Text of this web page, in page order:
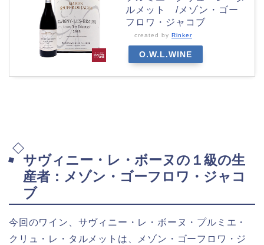
ルメット /メゾン・ゴー
フロワ・ジャコブ
created by Rinker
O.W.L.WINE
サヴィニー・レ・ボーヌの１級の生
産者：メゾン・ゴーフロワ・ジャコ
ブ
今回のワイン、サヴィニー・レ・ボーヌ・プルミエ・
クリュ・レ・タルメットは、メゾン・ゴーフロワ・ジ